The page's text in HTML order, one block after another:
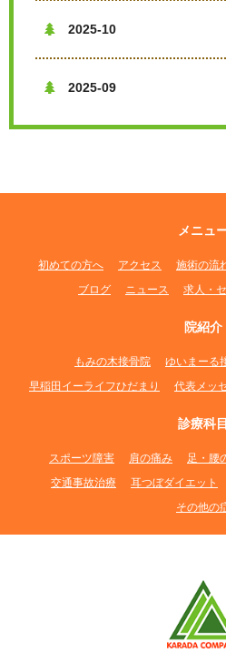
 2025-10
 2025-09
メニュ
初めての方へ アクセス 施術の流
ブログ
ニュース 求人・
院紹介
もみの木接骨院 ゆいまーる
早稲田イーライフひだまり
代表メッ
診療科目
スポーツ障害 肩の痛み 足・腰
交通事故治療
耳つぼダイエット
その他の